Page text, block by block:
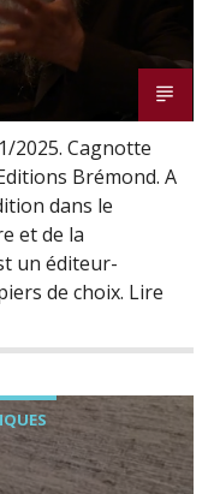
2025. Cagnotte
Brémond. A
dans le
et de la
un éditeur-
de choix. Lire